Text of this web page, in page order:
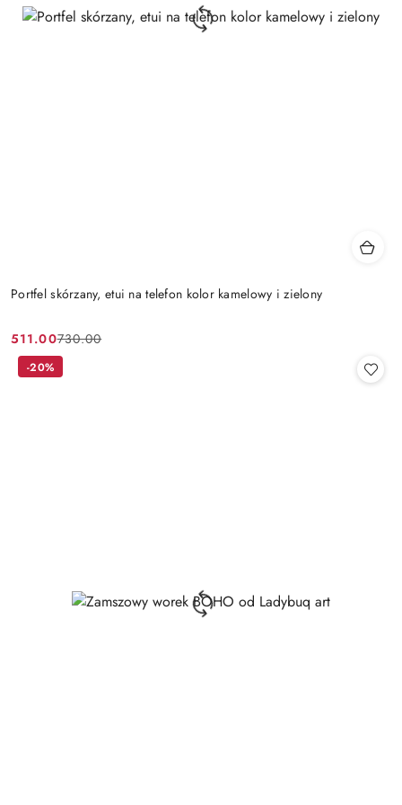
Portfel skórzany, etui na telefon kolor kamelowy i zielony
Cena
promocyjna:
511.00
Cena
przed
730.00
-20%